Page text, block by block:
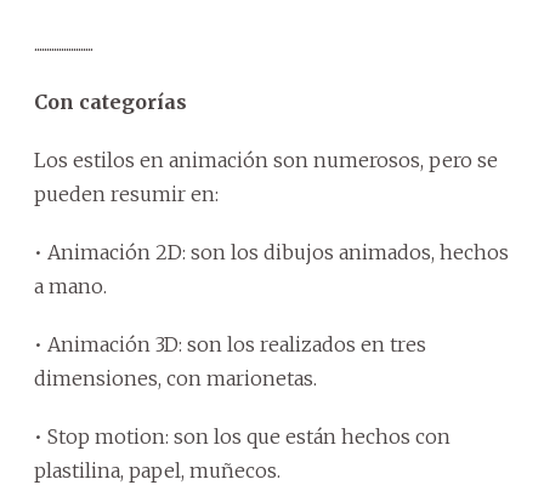
........................
Con categorías
Los estilos en animación son numerosos, pero se
pueden resumir en:
• Animación 2D: son los dibujos animados, hechos
a mano.
• Animación 3D: son los realizados en tres
dimensiones, con marionetas.
• Stop motion: son los que están hechos con
plastilina, papel, muñecos.